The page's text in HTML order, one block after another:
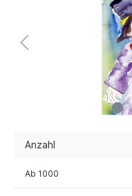
Anzahl
Ab 1000